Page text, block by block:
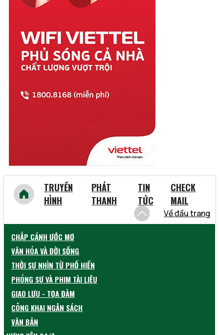
Thái Nguyên
Thừa Thiên Huế
Tiền Giang
Trà Vinh
Tuyên Quang
Vĩnh Phúc
Vũng Tàu
TRUYỀN
HÌNH
PHÁT
THANH
TIN
TỨC
CHECK
MAIL
Về đầu trang
CHẮP CÁNH ƯỚC MƠ
VĂN HÓA VÀ ĐỜI SỐNG
THỜI SỰ NHÌN TỪ PHỐ HIẾN
PHÓNG SỰ VÀ PHIM TÀI LIỆU
GIAO LƯU - TỌA ĐÀM
CÔNG KHAI NGÂN SÁCH
VĂN BẢN